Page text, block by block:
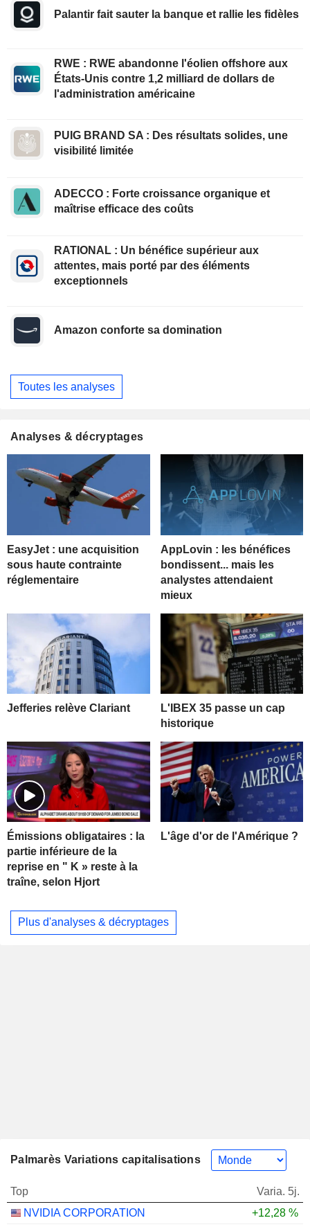
Palantir fait sauter la banque et rallie les fidèles
RWE : RWE abandonne l'éolien offshore aux
États-Unis contre 1,2 milliard de dollars de
l'administration américaine
PUIG BRAND SA : Des résultats solides, une
visibilité limitée
ADECCO : Forte croissance organique et
maîtrise efficace des coûts
RATIONAL : Un bénéfice supérieur aux
attentes, mais porté par des éléments
exceptionnels
Amazon conforte sa domination
Toutes les analyses
Analyses & décryptages
EasyJet : une acquisition
sous haute contrainte
réglementaire
AppLovin : les bénéfices
bondissent... mais les
analystes attendaient
mieux
Jefferies relève Clariant
L'IBEX 35 passe un cap
historique
Émissions obligataires : la
partie inférieure de la
reprise en " K » reste à la
traîne, selon Hjort
L'âge d'or de l'Amérique ?
Plus d'analyses & décryptages
Palmarès Variations capitalisations
Top
Varia. 5j.
NVIDIA CORPORATION
+12,28 %